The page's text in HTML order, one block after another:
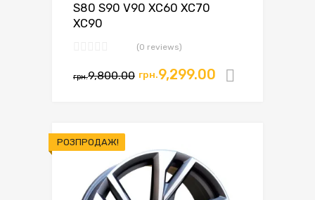
S80 S90 V90 XC60 XC70
XC90
(0 reviews)
грн.9,800.00 грн.9,299.00
РОЗПРОДАЖ!